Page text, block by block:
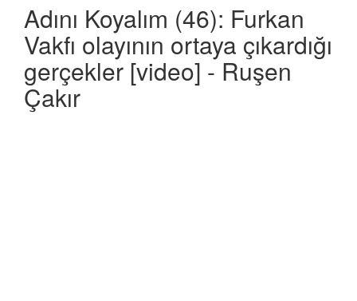
Adını Koyalım (46): Furkan
Vakfı olayının ortaya çıkardığı
gerçekler [video] - Ruşen
Çakır